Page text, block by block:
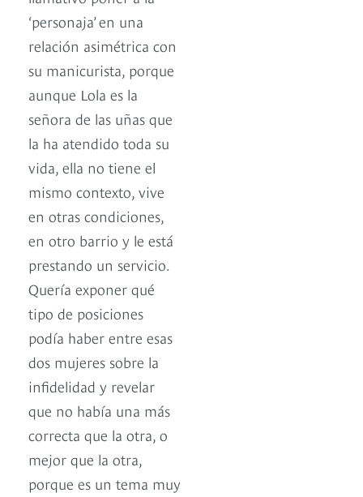
‘personaja’ en una
relación asimétrica con
su manicurista, porque
aunque Lola es la
señora de las uñas que
la ha atendido toda su
vida, ella no tiene el
mismo contexto, vive
en otras condiciones,
en otro barrio y le está
prestando un servicio.
Quería exponer qué
tipo de posiciones
podía haber entre esas
dos mujeres sobre la
infidelidad y revelar
que no había una más
correcta que la otra, o
mejor que la otra,
porque es un tema muy